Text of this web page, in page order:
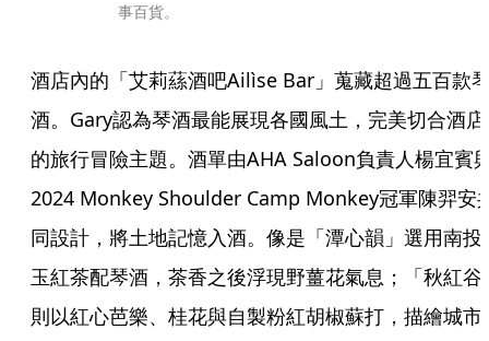
事百貨。
酒店內的「艾莉蕬酒吧Ailìse Bar」蒐藏超過五百款
酒。Gary認為琴酒最能展現各國風土，完美切合酒店
的旅行冒險主題。酒單由AHA Saloon負責人楊宜賓
2024 Monkey Shoulder Camp Monkey冠軍陳羿安
同設計，將土地記憶入酒。像是「潭心韻」選用南投
玉紅茶配琴酒，茶香之後浮現野薑花氣息；「秋紅谷
則以紅心芭樂、桂花與自製粉紅胡椒蘇打，描繪城市